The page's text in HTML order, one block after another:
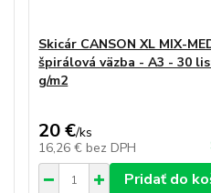
Skicár CANSON XL MIX-
špirálová väzba - A3 - 30
g/m2
20 €/ks
16,26 € bez DPH
Pridať do